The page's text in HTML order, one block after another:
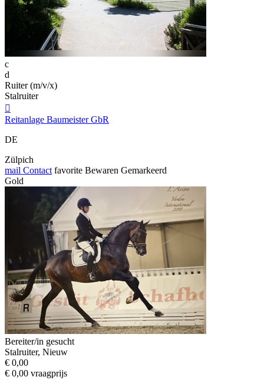
c
d
Ruiter (m/v/x)
Stalruiter

Reitanlage Baumeister GbR
DE
Zülpich
mail Contact favorite Bewaren Gemarkeerd
Gold
Bereiter/in gesucht
Stalruiter, Nieuw
€ 0,00
€ 0,00 vraagprijs